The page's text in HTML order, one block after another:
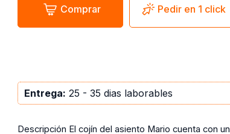
Comprar Pedir en 1 click
Entrega: 25 - 35 dias laborables
Descripción El cojín del asiento Mario cuenta con un